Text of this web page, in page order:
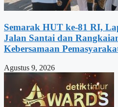
Semarak HUT ke-81 RI,
Jalan Santai dan
Kebersamaan
Agustus 9, 2026